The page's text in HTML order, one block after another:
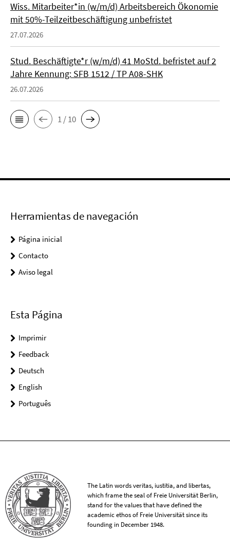
Wiss. Mitarbeiter*in (w/m/d) Arbeitsbereich Ökonomie
mit 50%-Teilzeitbeschäftigung unbefristet
27.07.2026
Stud. Beschäftigte*r (w/m/d) 41 MoStd. befristet auf 2
Jahre Kennung: SFB 1512 / TP A08-SHK
26.07.2026
1 / 10
Herramientas de navegación
Página inicial
Contacto
Aviso legal
Esta Página
Imprimir
Feedback
Deutsch
English
Português
The Latin words veritas, iustitia, and libertas,
which frame the seal of Freie Universität Berlin,
stand for the values that have defined the
academic ethos of Freie Universität since its
founding in December 1948.